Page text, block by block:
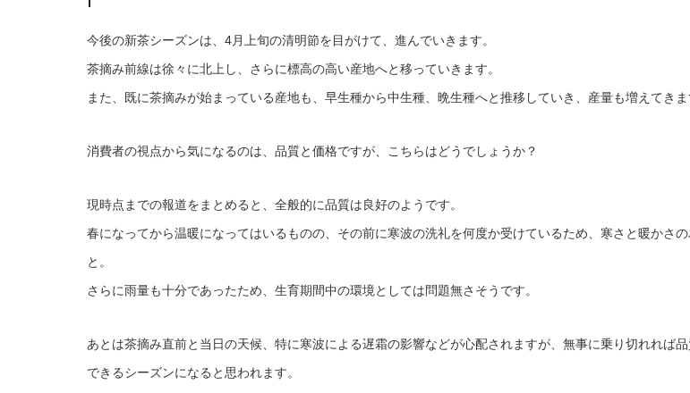
今後の新茶シーズンは、4月上旬の清明節を目がけて、進んでいきます。
茶摘み前線は徐々に北上し、さらに標高の高い産地へと移っていきます。
また、既に茶摘みが始まっている産地も、早生種から中生種、晩生種へと推移していき、産量も増えてきま
消費者の視点から気になるのは、品質と価格ですが、こちらはどうでしょうか？
現時点までの報道をまとめると、全般的に品質は良好のようです。
春になってから温暖になってはいるものの、その前に寒波の洗礼を何度か受けているため、寒さと暖かさの
と。
さらに雨量も十分であったため、生育期間中の環境としては問題無さそうです。
あとは茶摘み直前と当日の天候、特に寒波による遅霜の影響などが心配されますが、無事に乗り切れれば
できるシーズンになると思われます。